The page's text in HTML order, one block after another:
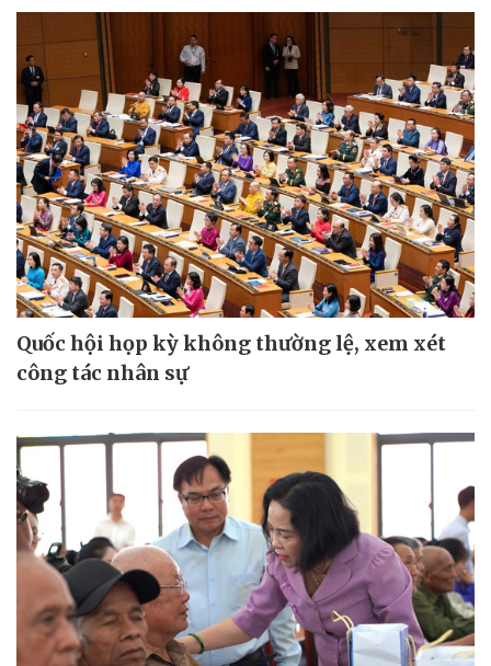
Quốc hội họp kỳ không thường lệ, xem xét
công tác nhân sự